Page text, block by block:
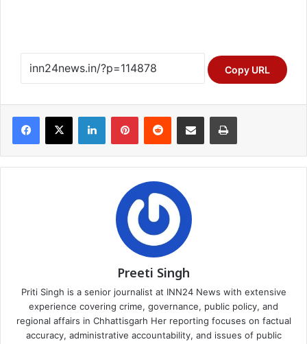
Copy URL
Facebook
X LinkedInPinterestReddit Share via Email Print
Preeti Singh
Priti Singh is a senior journalist at INN24 News with extensive
experience covering crime, governance, public policy, and
regional affairs in Chhattisgarh Her reporting focuses on factual
accuracy, administrative accountability, and issues of public